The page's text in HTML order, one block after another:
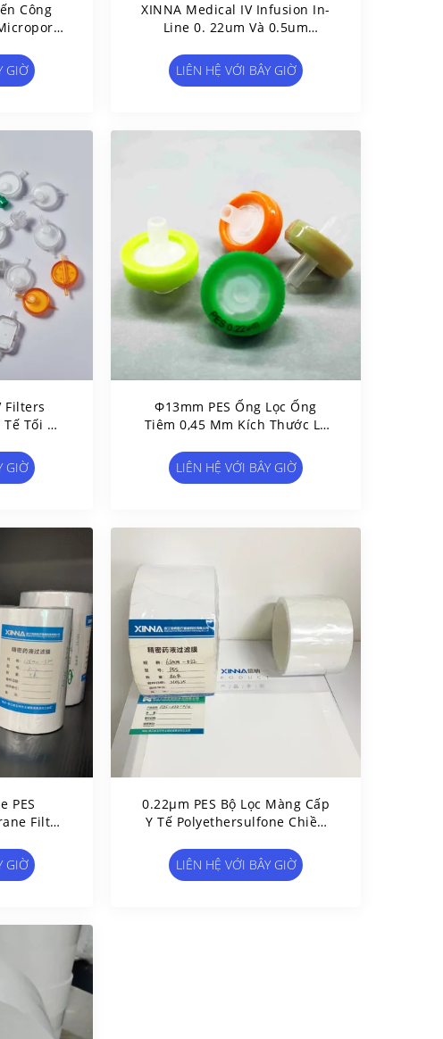
Công
GIỜ
XINNA Medical IV Infusion In-
Line 0. 22um Và 0.5um
LIÊN HỆ VỚI BÂY GIỜ
Filters
Tối Đa
Trọng
GIỜ
Φ13mm PES Ống Lọc Ống
Tiêm 0,45 Μm Kích Thước Lỗ
LIÊN HỆ VỚI BÂY GIỜ
PES
Filter
GIỜ
0.22μm PES Bộ Lọc Màng Cấp
Y Tế Polyethersulfone Chiều
LIÊN HỆ VỚI BÂY GIỜ